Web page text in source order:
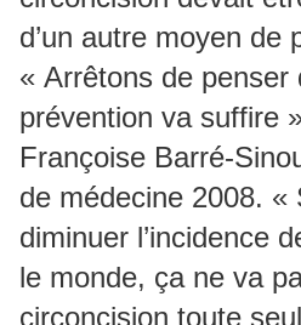
d’un autre moyen de
« Arrêtons de penser
prévention va suffire
Françoise Barré-
de médecine 2008. «
diminuer l’incidence
le monde, ça ne va
circoncision toute